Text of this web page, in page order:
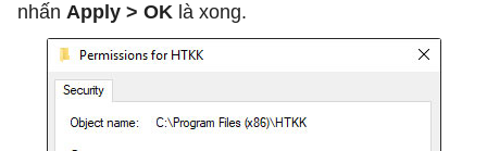
nhấn Apply > OK là xong.